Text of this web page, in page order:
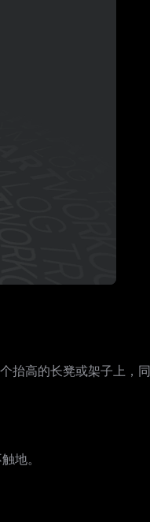
抬高的长凳或架子上，
地。